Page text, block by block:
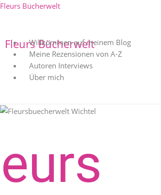
Zum
Fleurs Bücherwelt
Fleurs Bücherwelt
Menü
Willkommen auf meinem Blog
Meine Rezensionen von A-Z
Autoren Interviews
Über mich